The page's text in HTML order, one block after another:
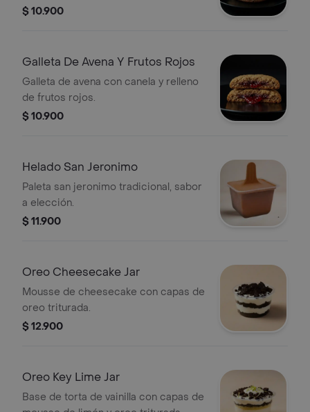
$ 10.900
Galleta De Avena Y Frutos Rojos
Galleta de avena con canela y relleno
de frutos rojos.
$ 10.900
Helado San Jeronimo
Paleta san jeronimo tradicional, sabor
a elección.
$ 11.900
Oreo Cheesecake Jar
Mousse de cheesecake con capas de
oreo triturada.
$ 12.900
Oreo Key Lime Jar
Base de torta de vainilla con capas de